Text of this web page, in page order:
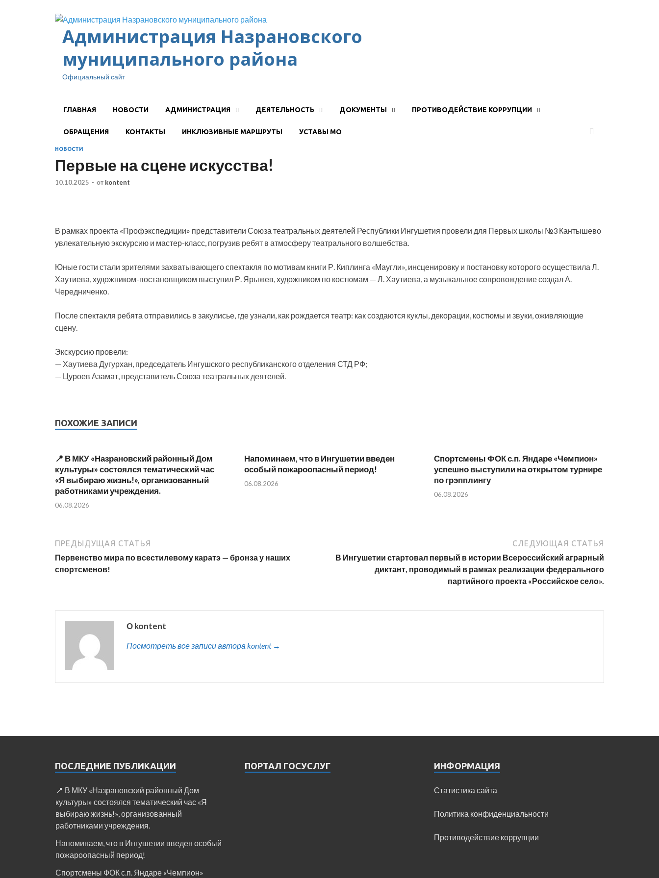
Администрация Назрановского
муниципального района
Официальный сайт
ГЛАВНАЯ НОВОСТИ АДМИНИСТРАЦИЯ ДЕЯТЕЛЬНОСТЬ ДОКУМЕНТЫ ПРОТИВОДЕЙСТВИЕ КОРРУПЦИИ
ОБРАЩЕНИЯ КОНТАКТЫ ИНКЛЮЗИВНЫЕ МАРШРУТЫ УСТАВЫ МО
НОВОСТИ
Первые на сцене искусства!
10.10.2025 - от kontent
В рамках проекта «Профэкспедиции» представители Союза театральных деятелей Республики Ингушетия провели для Первых школы №3 Кантышево
увлекательную экскурсию и мастер-класс, погрузив ребят в атмосферу театрального волшебства.
Юные гости стали зрителями захватывающего спектакля по мотивам книги Р. Киплинга «Маугли», инсценировку и постановку которого осуществила Л.
Хаутиева, художником-постановщиком выступил Р. Ярыжев, художником по костюмам — Л. Хаутиева, а музыкальное сопровождение создал А.
Чередниченко.
После спектакля ребята отправились в закулисье, где узнали, как рождается театр: как создаются куклы, декорации, костюмы и звуки, оживляющие
сцену.
Экскурсию провели:
— Хаутиева Дугурхан, председатель Ингушского республиканского отделения СТД РФ;
— Цуроев Азамат, представитель Союза театральных деятелей.
ПОХОЖИЕ ЗАПИСИ
📍 В МКУ «Назрановский районный Дом
культуры» состоялся тематический час
«Я выбираю жизнь!», организованный
работниками учреждения.
06.08.2026
Напоминаем, что в Ингушетии введен
особый пожароопасный период!⁣⁣⠀
06.08.2026
Спортсмены ФОК с.п. Яндаре «Чемпион»
успешно выступили на открытом турнире
по грэпплингу
06.08.2026
ПРЕДЫДУЩАЯ СТАТЬЯ
Первенство мира по всестилевому каратэ — бронза у наших
спортсменов!
СЛЕДУЮЩАЯ СТАТЬЯ
В Ингушетии стартовал первый в истории Всероссийский аграрный
диктант, проводимый в рамках реализации федерального
партийного проекта «Российское село».
О kontent
Посмотреть все записи автора kontent →
ПОСЛЕДНИЕ ПУБЛИКАЦИИ
📍 В МКУ «Назрановский районный Дом
культуры» состоялся тематический час «Я
выбираю жизнь!», организованный
работниками учреждения.
Напоминаем, что в Ингушетии введен особый
пожароопасный период!⁣⁣⠀
Спортсмены ФОК с.п. Яндаре «Чемпион»
ПОРТАЛ ГОСУСЛУГ ИНФОРМАЦИЯ
Статистика сайта
Политика конфиденциальности
Противодействие коррупции